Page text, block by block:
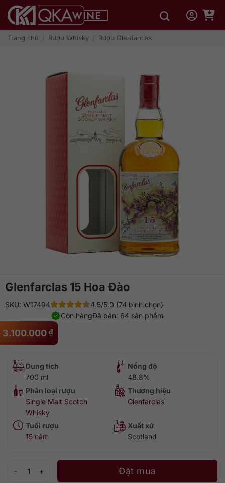
qua
dungTrang chủ / Rượu Whisky / Rượu Glenfarclas
Glenfarclas 15 Hoa Đào
3.100.000 ₫
SKU: W17494
4.5/5.0 (74 bình chọn)
Đã bán: 64 sản phẩm
Còn hàng
Dung tích
700 ml
Nồng độ
48.8%
Phân loại rượu
Single Malt Scotch
Whisky
Thương hiệu
Glenfarclas
Tuổi rượu
15 năm
Xuất xứ
Scotland
Đặt mua